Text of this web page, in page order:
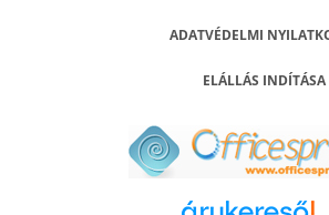
ADATVÉDELMI
ELÁLLÁS INDÍTÁSA